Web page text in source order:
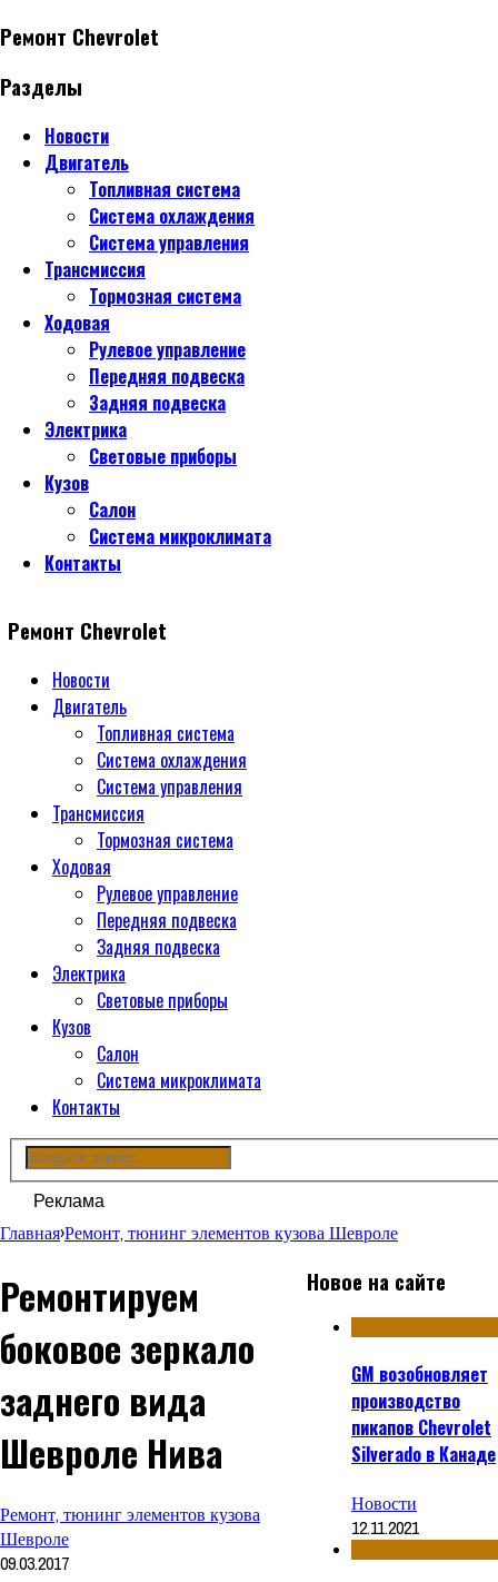
Ремонт Chevrolet
Разделы
Новости
Двигатель
Топливная система
Система охлаждения
Система управления
Трансмиссия
Тормозная система
Ходовая
Рулевое управление
Передняя подвеска
Задняя подвеска
Электрика
Световые приборы
Кузов
Салон
Система микроклимата
Контакты
Ремонт Chevrolet
Новости
Двигатель
Топливная система
Система охлаждения
Система управления
Трансмиссия
Тормозная система
Ходовая
Рулевое управление
Передняя подвеска
Задняя подвеска
Электрика
Световые приборы
Кузов
Салон
Система микроклимата
Контакты
Реклама
Главная›Ремонт, тюнинг элементов кузова Шевроле
Ремонтируем
боковое зеркало
заднего вида
Шевроле Нива
Ремонт, тюнинг элементов кузова
Шевроле
09.03.2017
Новое на сайте
GM возобновляет
производство
пикапов Chevrolet
Silverado в Канаде
Новости
12.11.2021